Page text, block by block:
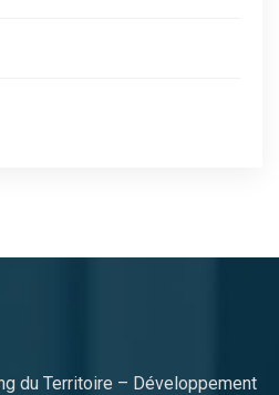
du Territoire – Développement